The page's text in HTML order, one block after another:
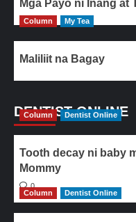
Mga Payo ni Inang at
Column My Tea
Maliliit na Bagay
DENTIST ONLINE
Column Dentist Online
Tooth decay ni baby
Mommy
0
Column
Dentist Online